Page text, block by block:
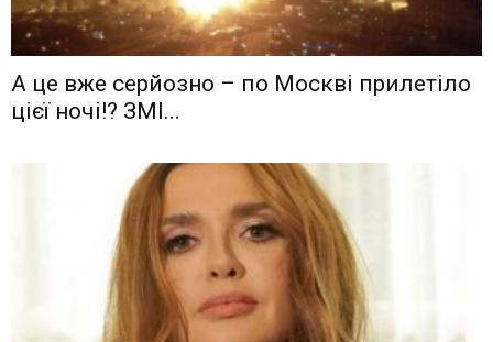
А це вже серйозно – по Москві прилетіло
цієї ночі!? ЗМІ...